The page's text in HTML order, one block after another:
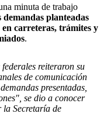
minuta de trabajo
planteadas
carreteras, trámites y
.
reiteraron su
de comunicación
presentadas,
se dio a conocer
Secretaría de